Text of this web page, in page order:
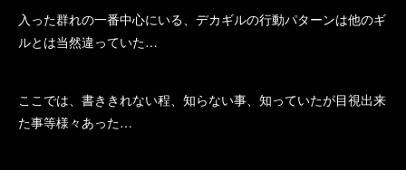
入った群れの一番中心にいる、デカギルの行動パターンは他のギ
ルとは当然違っていた…
ここでは、書ききれない程、知らない事、知っていたが目視出来
た事等様々あった…